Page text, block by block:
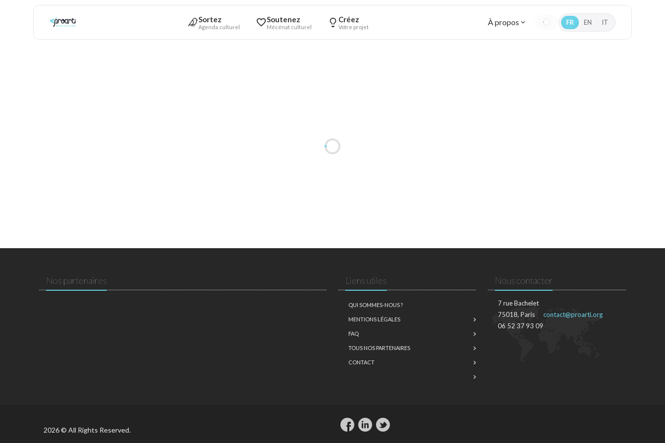
Sortez
Agenda culturel
Soutenez
Mécénat culturel
Créez
Votre projet À propos FR EN IT
Nos partenaires Liens utiles
QUI SOMMES-NOUS ?
MENTIONS LÉGALES
FAQ
TOUS NOS PARTENAIRES
CONTACT
Nous contacter
7 rue Bachelet
75018, Paris
06 52 37 93 09
contact@proarti.org
2026 © All Rights Reserved.